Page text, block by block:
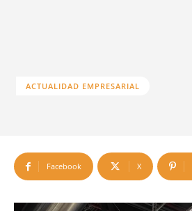
ACTUALIDAD EMPRESARIAL
Facebook X